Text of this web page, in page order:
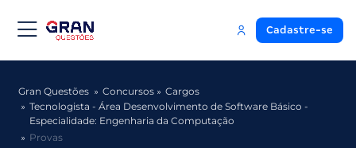
Cadastre-se
Gran Questões Concursos
Cargos
Tecnologista - Área Desenvolvimento de Software Básico -
Especialidade: Engenharia da Computação
Provas